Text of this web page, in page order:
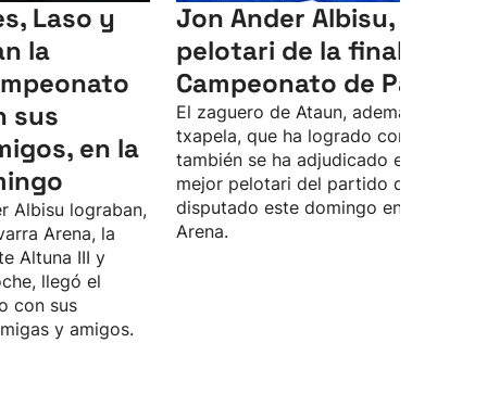
Laso y
la
sus
en la
Albisu lograban,
Arena, la
Altuna III y
llegó el
con sus
y amigos.
Jon Ander Albisu, mejor
pelotari de la final del
Campeonato de Parejas
El zaguero de Ataun, además de la
txapela, que ha logrado con Unai
también se ha adjudicado el premio
mejor pelotari del partido definitivo,
disputado este domingo en el
Arena.